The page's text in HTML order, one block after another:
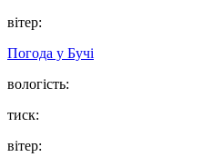
вітер:
Погода у Бучі
вологість:
тиск:
вітер: